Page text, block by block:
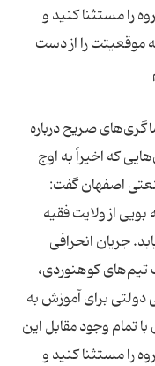
را مستثنا کنید و
موقعیتت را از دست
صریح درباره
که اخیراً به اوج
اصفهان گفت:
از ولایت فقیه
جریان انحرافی
تیم‌های کوهنوردی،
دولتی برای آموزش به
تمام وجود مقابل این
را مستثنا کنید و